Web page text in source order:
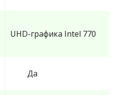
UHD-графика Intel 770
Да